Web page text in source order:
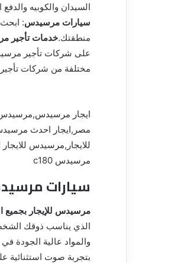
السيدان والكوبيه
سيارات مرسيدس:
منطقتك.خدمات تأجير
على شركات تأجير
مختلفة من شركات
ايجار مرسيدس,مرسيدس
مصر,ايجار احدث
للايجار,مرسيدس
مرسيدس c180
سيارات
مرسيدس للإيجار بجميع
الذي يناسب ذوقك
والمواد عالية الجودة
بتجربة صوت